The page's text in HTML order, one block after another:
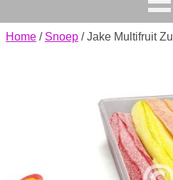
Home / Snoep / Jake Multifruit